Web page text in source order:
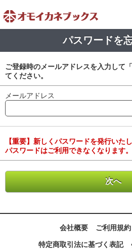
パスワードを
ご登録時のメールアドレスを入力して
てください。
メールアドレス
【重要】新しくパスワードを発行いた
パスワードはご利用できなくなります。
会社概要 ご利用規約
特定商取引法に基づく表記